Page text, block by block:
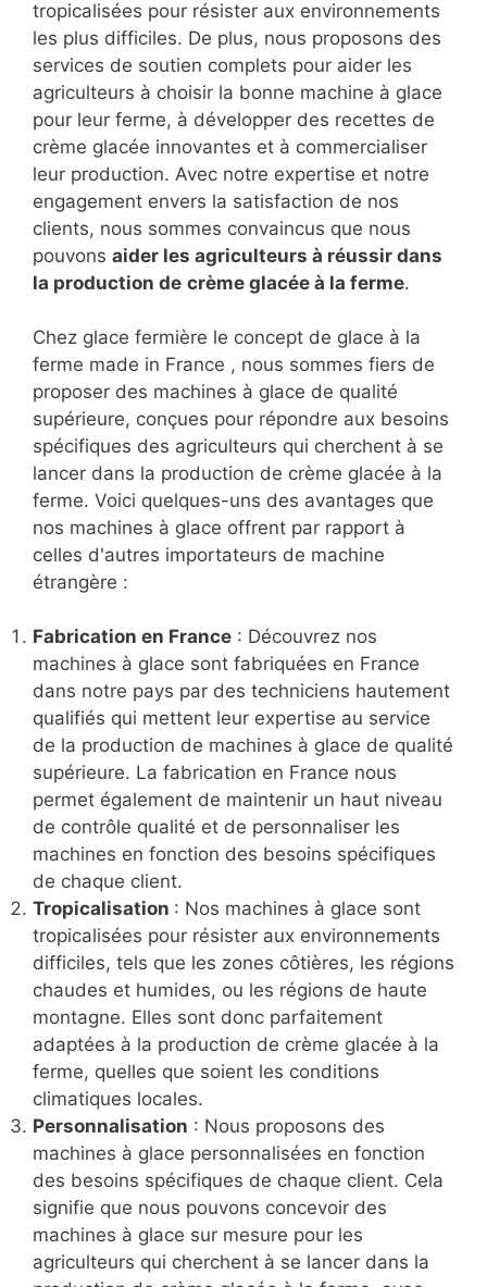
tropicalisées pour résister aux environnements
les plus difficiles. De plus, nous proposons des
services de soutien complets pour aider les
agriculteurs à choisir la bonne machine à glace
pour leur ferme, à développer des recettes de
crème glacée innovantes et à commercialiser
leur production. Avec notre expertise et notre
engagement envers la satisfaction de nos
clients, nous sommes convaincus que nous
pouvons aider les agriculteurs à réussir dans
la production de crème glacée à la ferme.
Chez glace fermière le concept de glace à la
ferme made in France , nous sommes fiers de
proposer des machines à glace de qualité
supérieure, conçues pour répondre aux besoins
spécifiques des agriculteurs qui cherchent à se
lancer dans la production de crème glacée à la
ferme. Voici quelques-uns des avantages que
nos machines à glace offrent par rapport à
celles d'autres importateurs de machine
étrangère :
Fabrication en France : Découvrez nos
machines à glace sont fabriquées en France
dans notre pays par des techniciens hautement
qualifiés qui mettent leur expertise au service
de la production de machines à glace de qualité
supérieure. La fabrication en France nous
permet également de maintenir un haut niveau
de contrôle qualité et de personnaliser les
machines en fonction des besoins spécifiques
de chaque client.
Tropicalisation : Nos machines à glace sont
tropicalisées pour résister aux environnements
difficiles, tels que les zones côtières, les régions
chaudes et humides, ou les régions de haute
montagne. Elles sont donc parfaitement
adaptées à la production de crème glacée à la
ferme, quelles que soient les conditions
climatiques locales.
Personnalisation : Nous proposons des
machines à glace personnalisées en fonction
des besoins spécifiques de chaque client. Cela
signifie que nous pouvons concevoir des
machines à glace sur mesure pour les
agriculteurs qui cherchent à se lancer dans la